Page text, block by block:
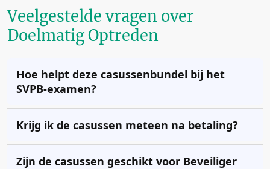
Veelgestelde vragen over
Doelmatig Optreden
Hoe helpt deze casussenbundel bij het
SVPB-examen?
Krijg ik de casussen meteen na betaling?
Zijn de casussen geschikt voor Beveiliger